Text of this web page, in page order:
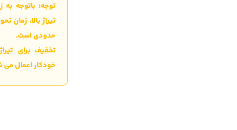
توجه: باتوجه به
تیراژ بالا، زمان
حدودی است.
تخفیف برای
خودکار اعمال